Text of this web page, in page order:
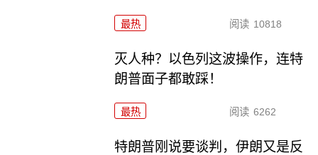
最热 阅读 10818
灭人种？以色列这波操作，连特
朗普面子都敢踩！
最热 阅读 6262
特朗普刚说要谈判，伊朗又是反